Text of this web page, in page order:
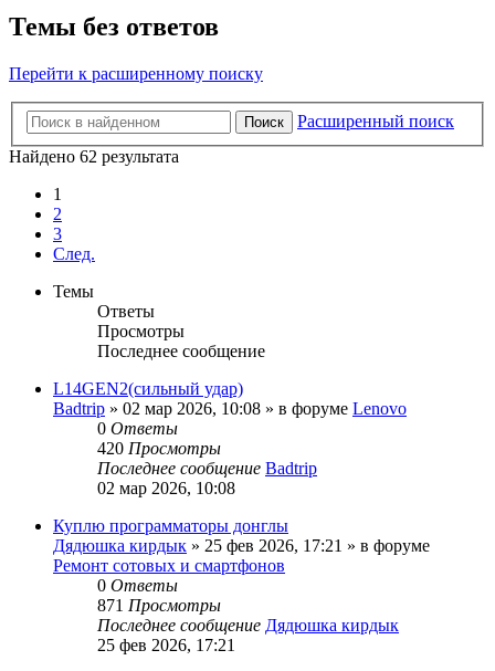
Темы без ответов
Перейти к расширенному поиску
Поиск
Расширенный поиск
Найдено 62 результата
1
2
3
След.
Темы
Ответы
Просмотры
Последнее сообщение
L14GEN2(сильный удар)
Badtrip » 02 мар 2026, 10:08 » в форуме Lenovo
0 Ответы
420 Просмотры
Последнее сообщение Badtrip
02 мар 2026, 10:08
Куплю программаторы донглы
Дядюшка кирдык » 25 фев 2026, 17:21 » в форуме
Ремонт сотовых и смартфонов
0 Ответы
871 Просмотры
Последнее сообщение Дядюшка кирдык
25 фев 2026, 17:21